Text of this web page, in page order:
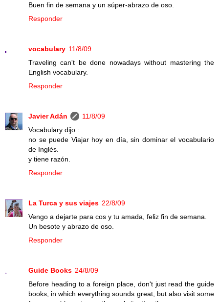
Buen fin de semana y un súper-abrazo de oso.
Responder
vocabulary 11/8/09
Traveling can't be done nowadays without mastering the
English vocabulary.
Responder
Javier Adán
11/8/09
Vocabulary dijo :
no se puede Viajar hoy en día, sin dominar el vocabulario
de Inglés.
y tiene razón.
Responder
La Turca y sus viajes 22/8/09
Vengo a dejarte para cos y tu amada, feliz fin de semana.
Un besote y abrazo de oso.
Responder
Guide Books 24/8/09
Before heading to a foreign place, don't just read the guide
books, in which everything sounds great, but also visit some